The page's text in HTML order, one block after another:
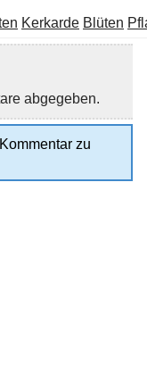
Kerkarde Blüten
abgegeben.
zu